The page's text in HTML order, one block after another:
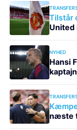
Tilstår
United
NYHED
Hansi
næste